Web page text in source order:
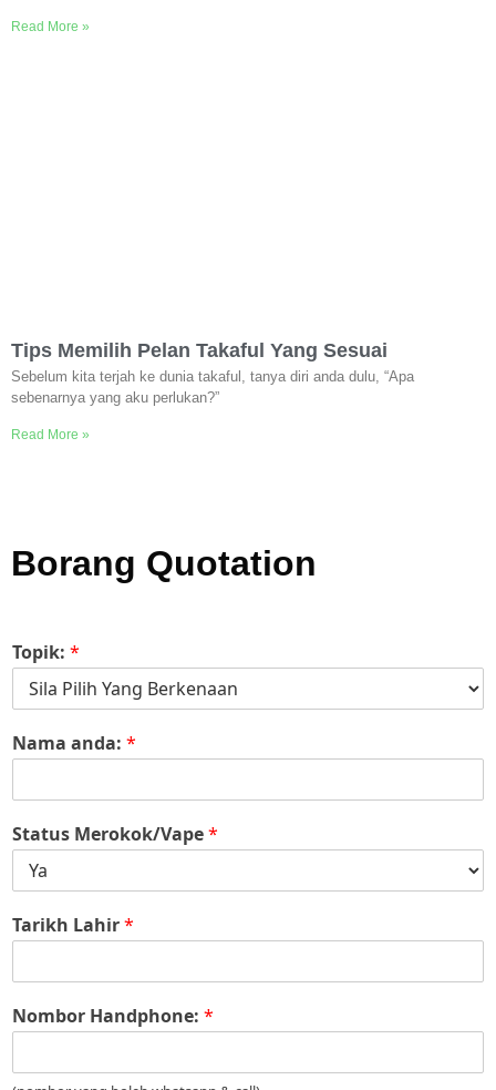
Read More »
Tips Memilih Pelan Takaful Yang Sesuai
Sebelum kita terjah ke dunia takaful, tanya diri anda dulu, “Apa
sebenarnya yang aku perlukan?”
Read More »
Borang Quotation
Topik: *
Nama anda: *
Status Merokok/Vape*
Tarikh Lahir*
Nombor Handphone: *